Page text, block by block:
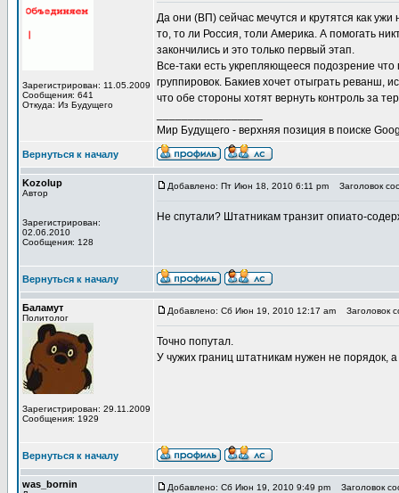
Зарегистрирован: 11.05.2009
Сообщения: 641
Откуда: Из Будущего
Да они (ВП) сейчас мечутся и крутятся как
то, то ли Россия, толи Америка. А помогать
закончились и это только первый этап.
Все-таки есть укрепляющееся подозрение
группировок. Бакиев хочет отыграть реванш,
что обе стороны хотят вернуть контроль за
Мир Будущего - верхняя позиция в поиске
Вернуться к началу
Kozolup
Автор
Зарегистрирован:
02.06.2010
Сообщения: 128
Добавлено: Пт Июн 18, 2010 6:11 pm Заголовок
Не спутали? Штатникам транзит опиато-
Вернуться к началу
Баламут
Политолог
Зарегистрирован: 29.11.2009
Сообщения: 1929
Добавлено: Сб Июн 19, 2010 12:17 am Заголовок
Точно попутал.
У чужих границ штатникам нужен не порядок,
Вернуться к началу
was_bornin Добавлено: Сб Июн 19, 2010 9:49 pm Заголовок